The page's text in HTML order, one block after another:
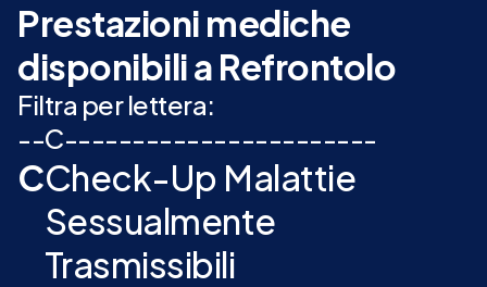
Prestazioni mediche
disponibili a Refrontolo
Filtra per lettera:
--C-----------------------
CCheck-Up Malattie
Sessualmente
Trasmissibili